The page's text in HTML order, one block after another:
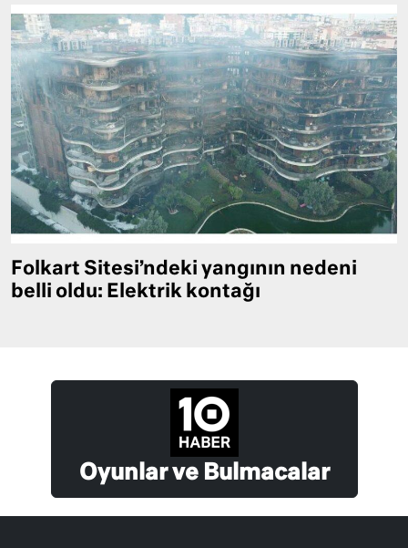
Folkart Sitesi’ndeki yangının nedeni
belli oldu: Elektrik kontağı
Oyunlar ve Bulmacalar